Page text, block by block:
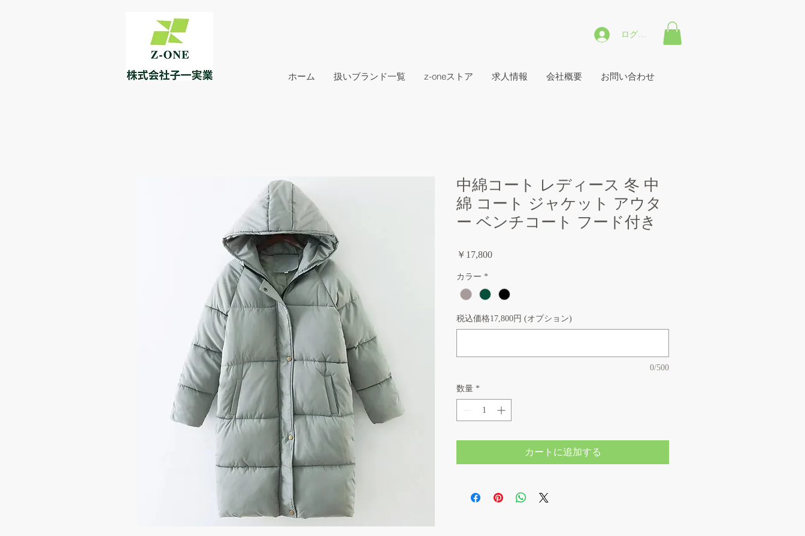
ログイン
ホーム 扱いブランド一覧 z-oneストア 求人情報 会社概要 お問い合わせ
中綿コート レディース 冬 中
綿 コート ジャケット アウタ
ー ベンチコート フード付き
￥17,800価
カラー *
税込価格17,800円 (オプション)
0/500
数量 *
カートに追加する